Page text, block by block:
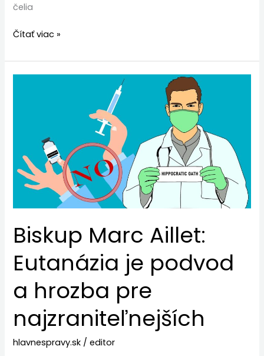
čelia
Čítať viac »
Biskup Marc Aillet:
Eutanázia je podvod
a hrozba pre
najzraniteľnejších
hlavnespravy.sk /editor
podvod
a
hrozba
najzraniteľnejších